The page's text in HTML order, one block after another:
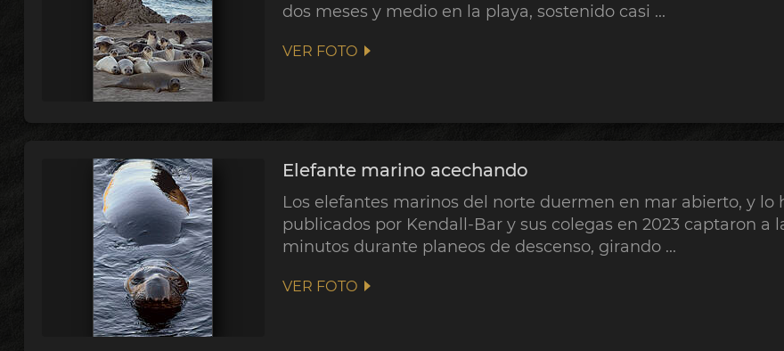
dos meses y medio en la playa, sostenido casi ...
VER FOTO
Elefante marino acechando
Los elefantes marinos del norte duermen en mar abierto, y lo
publicados por Kendall-Bar y sus colegas en 2023 captaron a
minutos durante planeos de descenso, girando ...
VER FOTO